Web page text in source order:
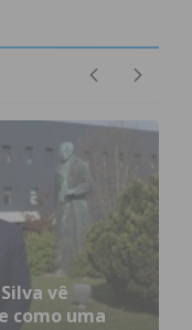
vê
como uma